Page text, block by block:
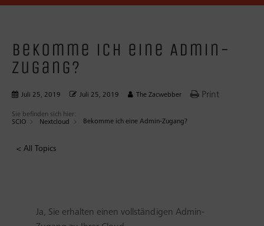
Bekomme ich eine Admin-
Zugang?
Juli 25, 2019 Juli 25, 2019 The Zacwebber Print
Sie befinden sich hier:
SCIO
Nextcloud Bekomme ich eine Admin-Zugang?
< All Topics
Ja, Sie erhalten einen vollständigen Admin-